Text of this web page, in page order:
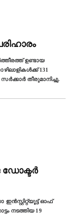
ഉണ്ടായ
131
തീരുമാനിച്ചു.
ഓഫ്
നടത്തിയ 19